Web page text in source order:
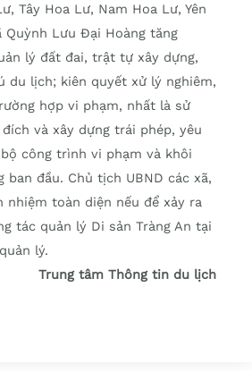
Tây Hoa Lư, Nam Hoa Lư, Yên
Quỳnh Lưu Đại Hoàng tăng
lý đất đai, trật tự xây dựng,
du lịch; kiên quyết xử lý nghiêm,
hợp vi phạm, nhất là sử
và xây dựng trái phép, yêu
công trình vi phạm và khôi
đầu. Chủ tịch UBND các xã,
nhiệm toàn diện nếu để xảy ra
tác quản lý Di sản Tràng An tại
lý.
Trung tâm Thông tin du lịch